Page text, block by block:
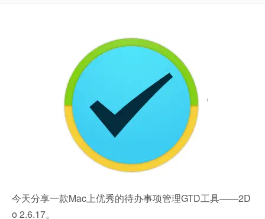
今天分享一款Mac上优秀的待办事项管理GTD工具——2D
o 2.6.17。